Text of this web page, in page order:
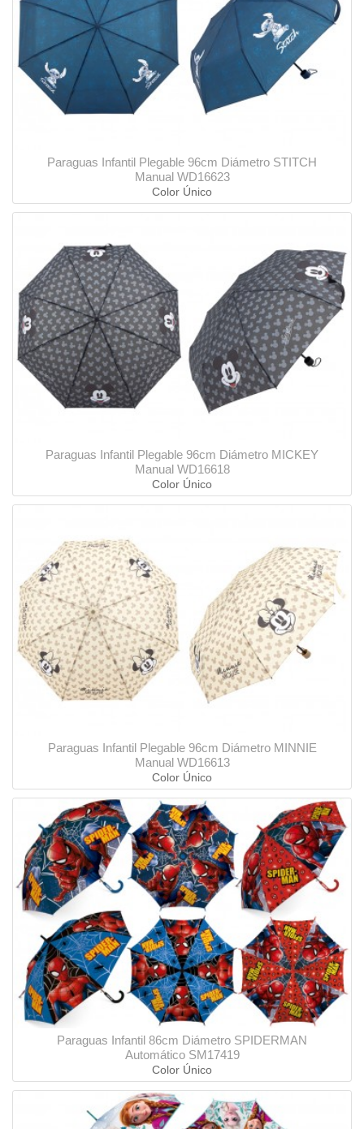
Paraguas Infantil Plegable 96cm Diámetro STITCH
Manual WD16623
Color Único
Paraguas Infantil Plegable 96cm Diámetro MICKEY
Manual WD16618
Color Único
Paraguas Infantil Plegable 96cm Diámetro MINNIE
Manual WD16613
Color Único
Paraguas Infantil 86cm Diámetro SPIDERMAN
Automático SM17419
Color Único